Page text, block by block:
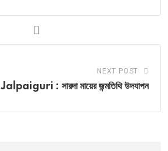
NEXT POST
Jalpaiguri : সারদা মায়ের জন্মতিথি উদযাপন